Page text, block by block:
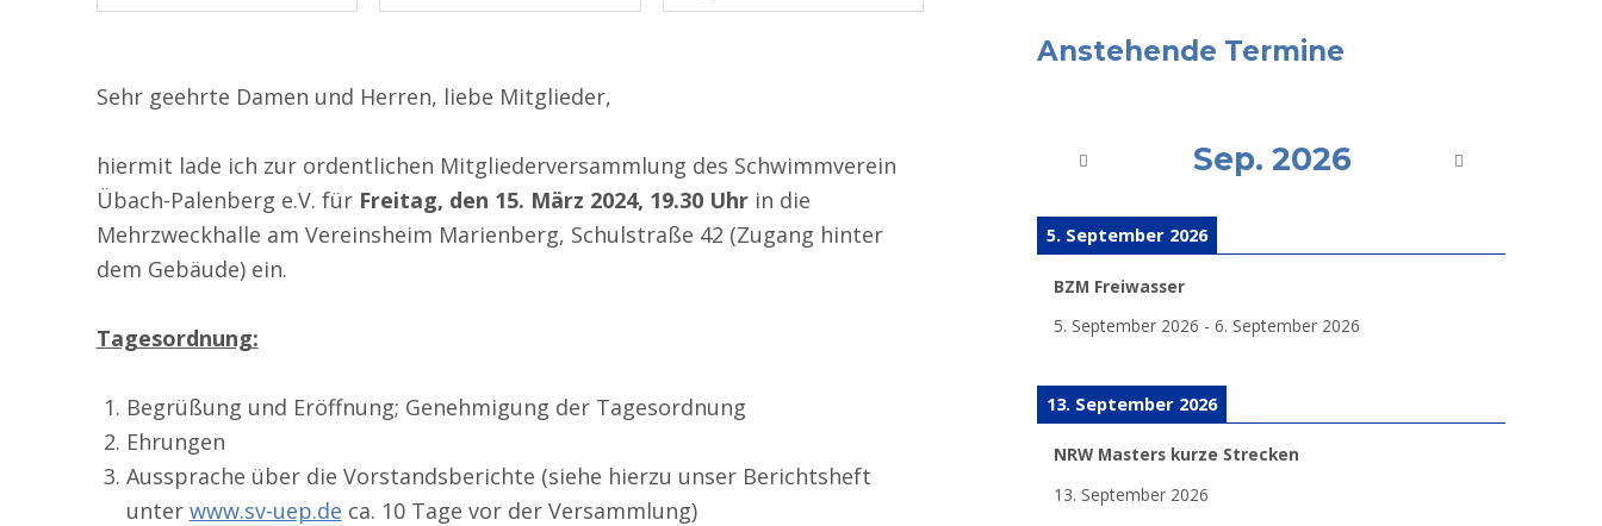
Sehr geehrte Damen und Herren, liebe Mitglieder,
hiermit lade ich zur ordentlichen Mitgliederversammlung des Schwimmverein
Übach-Palenberg e.V. für Freitag, den 15. März 2024, 19.30 Uhrin die
Mehrzweckhalle am Vereinsheim Marienberg, Schulstraße 42 (Zugang hinter
dem Gebäude) ein.
Tagesordnung:
Begrüßung und Eröffnung; Genehmigung der Tagesordnung
Ehrungen
Aussprache über die Vorstandsberichte (siehe hierzu unser Berichtsheft
unter www.sv-uep.de ca. 10 Tage vor der Versammlung)
Anstehende Termine
Sep. 2026
5. September 2026
BZM Freiwasser
5. September 2026 -6. September 2026
13. September 2026
NRW Masters kurze Strecken
13. September 2026